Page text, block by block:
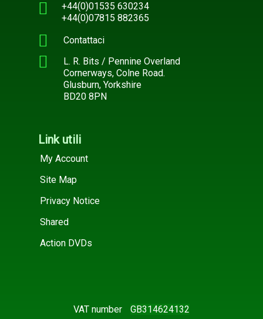
+44(0)01535 630234
+44(0)07815 882365
Contattaci
L. R. Bits / Pennine Overland
Cornerways, Colne Road.
Glusburn, Yorkshire
BD20 8PN
Link utili
My Account
Site Map
Privacy Notice
Shared
Action DVDs
VAT number GB314624132